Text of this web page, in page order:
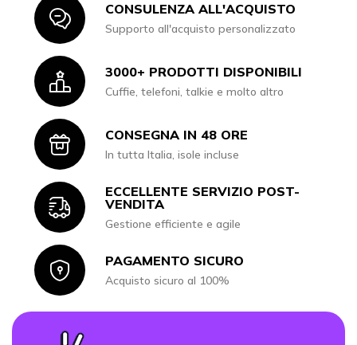
IconCONSULENZA ALL'ACQUISTO
Supporto all'acquisto personalizzato
Icon3000+ PRODOTTI DISPONIBILI
Cuffie, telefoni, talkie e molto altro
IconCONSEGNA IN 48 ORE
In tutta Italia, isole incluse
Icon
ECCELLENTE SERVIZIO POST-
VENDITA
Gestione efficiente e agile
IconPAGAMENTO SICURO
Acquisto sicuro al 100%